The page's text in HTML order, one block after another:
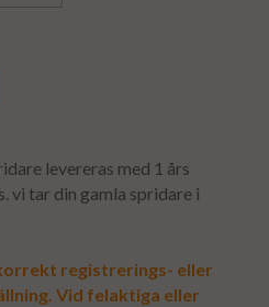
levereras med 1 års
vi tar din gamla spridare i
registrerings- eller
Vid felaktiga eller